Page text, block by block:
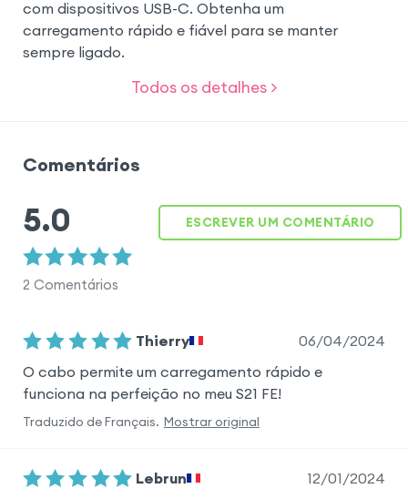
com dispositivos USB-C. Obtenha um
carregamento rápido e fiável para se manter
sempre ligado.
Todos os detalhes >
Comentários
5.0
2 Comentários
ESCREVER UM COMENTÁRIO
Thierry
06/04/2024
O cabo permite um carregamento rápido e
funciona na perfeição no meu S21 FE!
Traduzido deFrançais. Mostrar original
Lebrun
12/01/2024